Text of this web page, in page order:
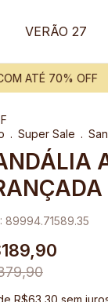
VERÃO 27
ATÉ 70% OFF
. Super Sale .
89994.71589.35
R$63,30 sem